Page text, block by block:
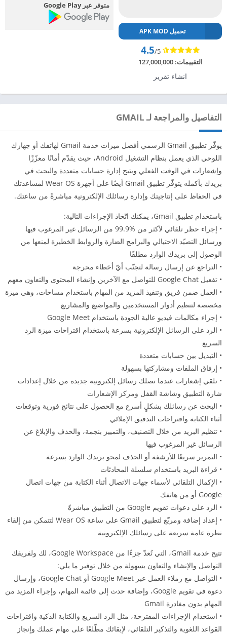
تحميل APK MOD
4.5/5
التقييمات:127,000,000
انشاء تقرير
متوفر عبر Google Play
التفاصيل والمراجعة لـ GMAIL
يوفّر تطبيق Gmail الرسمي أفضل ميزات خدمة Gmail لهاتفك أو جهازك
اللوحي الذي يعمل بنظام التشغيل Android، حيث يقدّم أمانًا معزّزًا
وإشعارات في الوقت الفعلي ويتيح إدارة حسابات متعددة والبحث في
بريدك بأكمله يتوفّر تطبيق Gmail أيضًا على أجهزة Wear OS لمساعدتك
في الحفاظ على إنتاجيتك وإدارة رسائلك الإلكترونية مباشرةً من ساعتك.
باستخدام تطبيق Gmail، يمكنك اتّخاذ الإجراءات التالية:
• إجراء حظر تلقائي لأكثر من ‎99.9% من الرسائل غير المرغوب فيها
ورسائل التصيّد الاحتيالي والبرامج الضارة والروابط الخطيرة لمنعها من
الوصول إلى بريدك الوارد مطلقًا
• التراجع عن إرسال رسالة لتجنّب أيّ أخطاء محرجة
• تفعيل Google Chat للتواصل مع الآخرين وإنشاء المحتوى والتعاون معهم
• العمل ضمن فريق وتنفيذ المزيد من المهام باستخدام مساحات، وهي ميزة
مخصصة لتنظيم أدوار المستخدمين والمواضيع والمشاريع
• إجراء مكالمات فيديو عالية الجودة باستخدام Google Meet
• الرد على الرسائل الإلكترونية بسرعة باستخدام اقتراحات ميزة الرد
السريع
• التبديل بين حسابات متعددة
• إرفاق الملفات ومشاركتها بسهولة
• تلقي إشعارات عندما تصلك رسائل إلكترونية جديدة من خلال إعدادات
شارة التطبيق وشاشة القفل ومركز الإشعارات
• البحث عن رسائلك بشكلٍ أسرع مع الحصول على نتائج فورية وتوقعات
أثناء الكتابة واقتراحات التدقيق الإملائي
• تنظيم البريد من خلال التصنيف، والتمييز بنجمة، والحذف والإبلاغ عن
الرسائل غير المرغوب فيها
• التمرير سريعًا للأرشفة أو الحذف لمحو بريدك الوارد بسرعة
• قراءة البريد باستخدام سلسلة المحادثات
• الإكمال التلقائي لأسماء جهات الاتصال أثناء الكتابة من جهات اتصال
Google أو من هاتفك
• الرد على دعوات تقويم Google من التطبيق مباشرةً
• إعداد إضافة ومربّع لتطبيق Gmail على ساعة Wear OS لتتمكن من إلقاء
نظرة عامة سريعة على رسائلك الإلكترونية
تتيح خدمة Gmail، التي تُعدّ جزءًا من Google Workspace، لك ولفريقك
التواصل والإنشاء والتعاون بسهولة من خلال توفير ما يلي:
• التواصل مع زملاء العمل عبر Google Meet أو Google Chat، وإرسال
دعوة في تقويم Google، وإضافة حدث إلى قائمة المهام، وإجراء المزيد من
المهام بدون مغادرة Gmail
• استخدام الإجراءات المقترحة، مثل الرد السريع والكتابة الذكية واقتراحات
القواعد اللغوية والتذكير التلقائي، لإبقائك مطّلعًا على مهام عملك وإنجاز